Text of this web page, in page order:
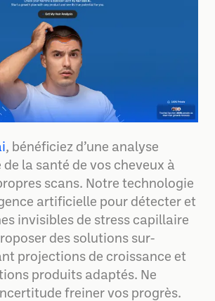
, bénéficiez d’une analyse
la santé de vos cheveux à
scans. Notre technologie
artificielle pour détecter et
invisibles de stress capillaire
des solutions sur-
projections de croissance et
produits adaptés. Ne
freiner vos progrès.